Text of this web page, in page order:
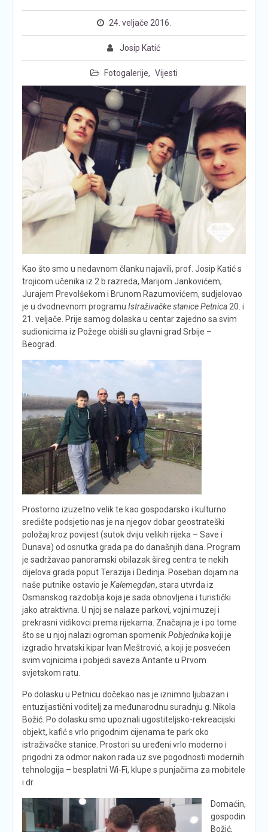
24. veljače 2016.
Josip Katić
Fotogalerije, Vijesti
Kao što smo u nedavnom članku najavili, prof. Josip Katić s
trojicom učenika iz 2.b razreda, Marijom Jankovićem,
Jurajem Prevolšekom i Brunom Razumovićem, sudjelovao
je u dvodnevnom programu Istraživačke stanice Petnica20. i
21. veljače. Prije samog dolaska u centar zajedno sa svim
sudionicima iz Požege obišli su glavni grad Srbije –
Beograd.
Prostorno izuzetno velik te kao gospodarsko i kulturno
središte podsjetio nas je na njegov dobar geostrateški
položaj kroz povijest (sutok dviju velikih rijeka – Save i
Dunava) od osnutka grada pa do današnjih dana. Program
je sadržavao panoramski obilazak šireg centra te nekih
dijelova grada poput Terazija i Dedinja. Poseban dojam na
naše putnike ostavio je Kalemegdan, stara utvrda iz
Osmanskog razdoblja koja je sada obnovljena i turistički
jako atraktivna. U njoj se nalaze parkovi, vojni muzej i
prekrasni vidikovci prema rijekama. Značajna je i po tome
što se u njoj nalazi ogroman spomenikPobjednikakoji je
izgradio hrvatski kipar Ivan Meštrović, a koji je posvećen
svim vojnicima i pobjedi saveza Antante u Prvom
svjetskom ratu.
Po dolasku u Petnicu dočekao nas je iznimno ljubazan i
entuzijastični voditelj za međunarodnu suradnju g. Nikola
Božić. Po dolasku smo upoznali ugostiteljsko-rekreacijski
objekt, kafić s vrlo prigodnim cijenama te park oko
istraživačke stanice. Prostori su uređeni vrlo moderno i
prigodni za odmor nakon rada uz sve pogodnosti modernih
tehnologija – besplatni Wi-Fi, klupe s punjačima za mobitele
i dr.
Domaćin,
gospodin
Božić,